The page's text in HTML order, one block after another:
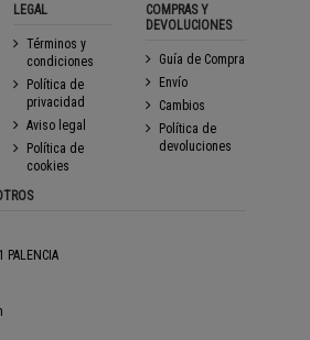
LEGAL
Términos y
condiciones
Política de
privacidad
Aviso legal
Política de
cookies
COMPRAS Y
DEVOLUCIONES
Guía de Compra
Envío
Cambios
Política de
devoluciones